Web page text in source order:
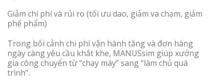
Giảm chi phí và rủi ro (tối ưu dao, giảm va chạm, giảm
phế phẩm)
Trong bối cảnh chi phí vận hành tăng và đơn hàng
ngày càng yêu cầu khắt khe, MANUSsim giúp xưởng
gia công chuyển từ “chạy máy” sang “làm chủ quá
trình”.